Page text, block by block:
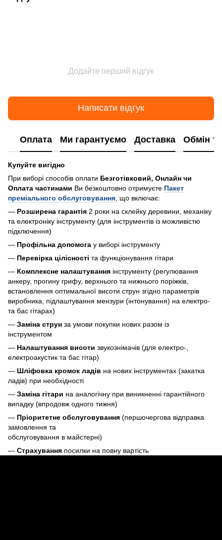
Додайте перший відгук
Написати відгук
Оплата Ми гарантуємо Доставка Обмін
Купуйте вигідно
При виборі способів оплати Безготівковий, Онлайн чи
Оплата частинами Ви безкоштовно отримуєте Пакет
преміального обслуговування , що включає:
— Розширена гарантія 2 роки на склейку деревини, механіку
та електроніку інструменту (для інструментів із можливістю
підключення)
— Профільна допомога у виборі інструменту
— Перевірка цілісності та функціонування гітари
— Комплексне налаштування інструменту (регулювання
анкеру, прогину грифу, верхнього та нижнього поріжків,
встановлення оптимальної висоти струн згідно параметрів
виробника, підлаштування мензури (інтонування) на електро-
та бас гітарах)
— Заміна струн за умови покупки нових разом із
інструментом
— Налаштування висоти звукознімачів (для електро-,
електроакустик та бас гітар)
— Шліфовка кромок ладів на нових інструментах (закатка
ладів) при необхідності
— Заміна гітари на аналогічну при виникненні гарантійного
випадку (впродовж одного тижня)
— Пріоритетне обслуговування (першочергова відправка
замовлення та
обслуговування в майстерні)
— Страхування посилки на повну вартість